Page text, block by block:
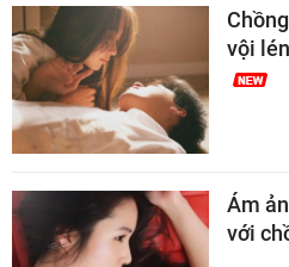
vội
Ám
với